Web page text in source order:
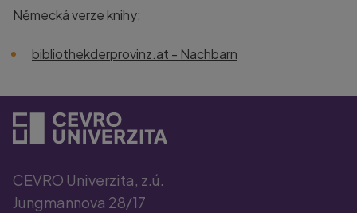
Německá verze knihy:
bibliothekderprovinz.at - Nachbarn
CEVRO Univerzita, z.ú.
Jungmannova 28/17